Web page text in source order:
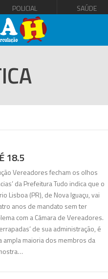
POLICIAL SAÚDE
18.5
Vereadores fecham os olhos
da Prefeitura Tudo indica que o
Lisboa (PR), de Nova Iguaçu, vai
anos de mandato sem ter
com a Câmara de Vereadores.
de sua administração, é
ampla maioria dos membros da